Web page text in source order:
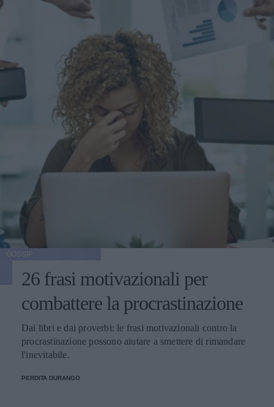
26 frasi motivazionali per
combattere la procrastinazione
Dai libri e dai proverbi: le frasi motivazionali contro la
procrastinazione possono aiutare a smettere di rimandare
l'inevitabile.
PERDITA DURANGO